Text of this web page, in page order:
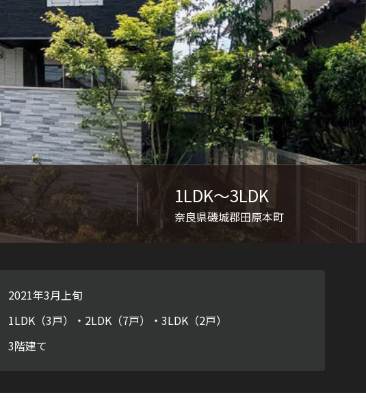
お問い合わせ・よくある質問
シャーメゾンライフ CLUB
らくらくパートナー
シャーメゾンライフ GUARD
らくらくプラチナ 1LDK〜3LDK
奈良県磯城郡田原本町
2021年3月上旬
1LDK（3戸）・2LDK（7戸）・3LDK（2戸）
3階建て